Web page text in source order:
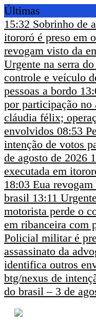
Últimas
15:32 Sobrinho de
itororó é preso em
revogam visto da
Urgente na serra
controle e veículo
pessoas a bordo
por participação no
cláudia félix;
envolvidos 08:53
intenção de votos
de agosto de 2026
executada em
18:03 Eua
brasil 13:11
motorista perde o
em ribanceira com
Policial militar é
assassinato da
identifica outros
btg/nexus de
do brasil – 3 de